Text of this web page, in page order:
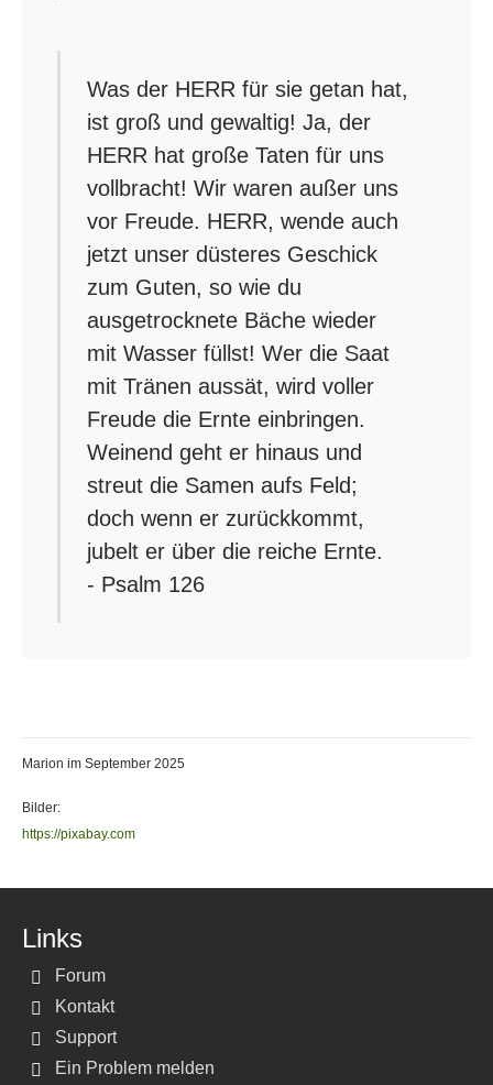
Was der HERR für sie getan hat,
ist groß und gewaltig! Ja, der
HERR hat große Taten für uns
vollbracht! Wir waren außer uns
vor Freude. HERR, wende auch
jetzt unser düsteres Geschick
zum Guten, so wie du
ausgetrocknete Bäche wieder
mit Wasser füllst! Wer die Saat
mit Tränen aussät, wird voller
Freude die Ernte einbringen.
Weinend geht er hinaus und
streut die Samen aufs Feld;
doch wenn er zurückkommt,
jubelt er über die reiche Ernte.
- Psalm 126
Marion im September 2025
Bilder:
https://pixabay.com
Links
Forum
Kontakt
Support
Ein Problem melden